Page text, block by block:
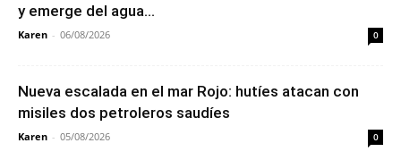
y emerge del agua...
Karen - 06/08/2026 0
Nueva escalada en el mar Rojo: hutíes atacan con
misiles dos petroleros saudíes
Karen - 05/08/2026 0